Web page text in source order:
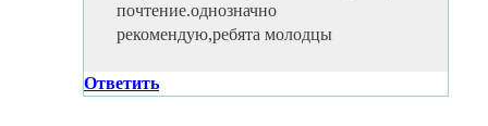
почтение.однозначно
рекомендую,ребята молодцы
Ответить